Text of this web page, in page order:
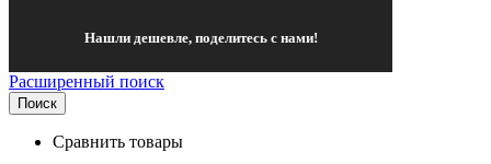
Нашли дешевле, поделитесь с нами!
Расширенный поиск
Поиск
Сравнить товары